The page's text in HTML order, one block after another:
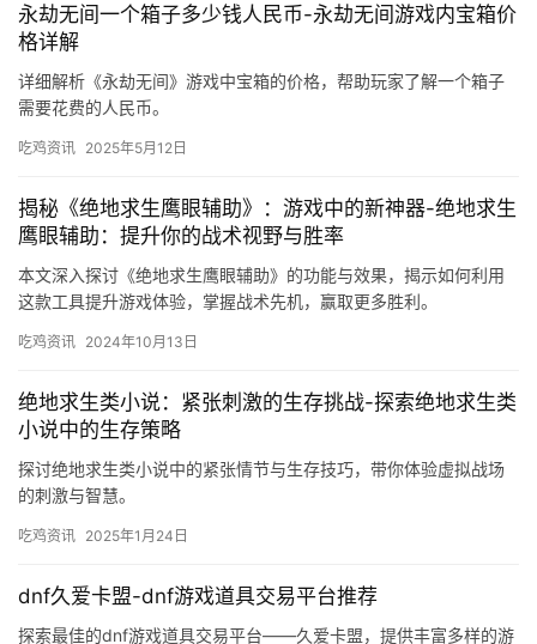
永劫无间一个箱子多少钱人民币-永劫无间游戏内宝箱价
格详解
详细解析《永劫无间》游戏中宝箱的价格，帮助玩家了解一个箱子
需要花费的人民币。
吃鸡资讯 2025年5月12日
揭秘《绝地求生鹰眼辅助》：游戏中的新神器-绝地求生
鹰眼辅助：提升你的战术视野与胜率
本文深入探讨《绝地求生鹰眼辅助》的功能与效果，揭示如何利用
这款工具提升游戏体验，掌握战术先机，赢取更多胜利。
吃鸡资讯 2024年10月13日
绝地求生类小说：紧张刺激的生存挑战-探索绝地求生类
小说中的生存策略
探讨绝地求生类小说中的紧张情节与生存技巧，带你体验虚拟战场
的刺激与智慧。
吃鸡资讯 2025年1月24日
dnf久爱卡盟-dnf游戏道具交易平台推荐
探索最佳的dnf游戏道具交易平台——久爱卡盟，提供丰富多样的游